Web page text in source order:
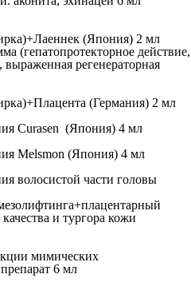
(Япония) 2 мл
(гепатопротекторное действие,
регенераторная
(Германия) 2 мл
Curasen (Япония) 4 мл
Melsmon (Япония) 4 мл
волосистой части головы
и тургора кожи
мимических
6 мл